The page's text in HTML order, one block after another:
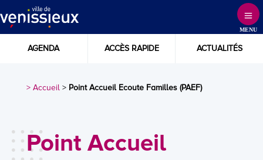
to
Content
MENU
AGENDA ACCÈS RAPIDE ACTUALITÉS
> Accueil> Point Accueil Ecoute Familles (PAEF)
Point Accueil